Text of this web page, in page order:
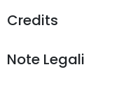
Credits
Note Legali